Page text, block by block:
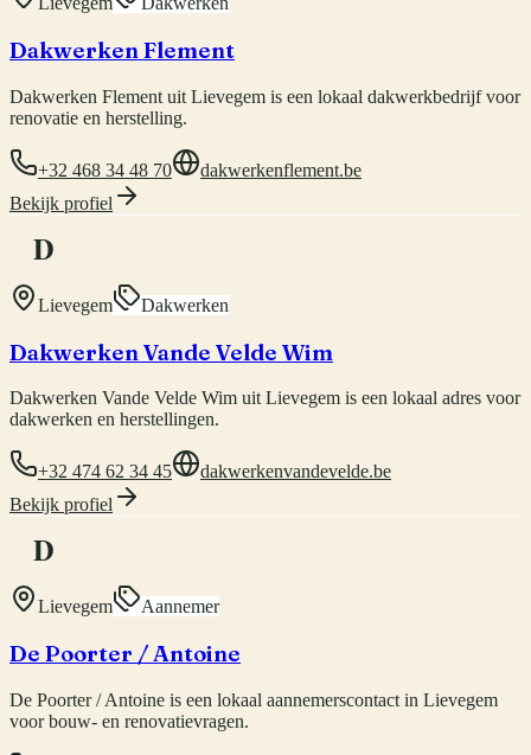
Dakwerken Flement
Dakwerken Flement uit Lievegem is een lokaal dakwerkbedrijf voor
renovatie en herstelling.
+32 468 34 48 70
dakwerkenflement.be
Bekijk profiel
D
Lievegem Dakwerken
Dakwerken Vande Velde Wim
Dakwerken Vande Velde Wim uit Lievegem is een lokaal adres voor
dakwerken en herstellingen.
+32 474 62 34 45
dakwerkenvandevelde.be
Bekijk profiel
D
Lievegem Aannemer
De Poorter / Antoine
De Poorter / Antoine is een lokaal aannemerscontact in Lievegem
voor bouw- en renovatievragen.